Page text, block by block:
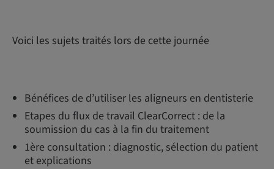
Voici les sujets traités lors de cette journée
Bénéfices de d’utiliser les aligneurs en dentisterie
Etapes du flux de travail ClearCorrect : de la
soumission du cas à la fin du traitement
1ère consultation : diagnostic, sélection du patient
et explications